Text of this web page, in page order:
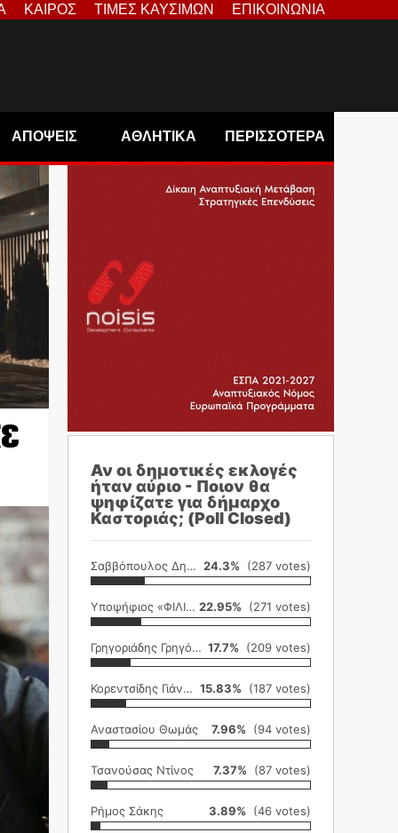
ΚΑΙΡΟΣ ΤΙΜΕΣ ΚΑΥΣΙΜΩΝ ΕΠΙΚΟΙΝΩΝΙΑ
ΑΠΟΨΕΙΣ ΑΘΛΗΤΙΚΑ ΠΕΡΙΣΣΟΤΕΡΑ
Αν οι δημοτικές εκλογές
ήταν αύριο - Ποιον θα
ψηφίζατε για δήμαρχο
Καστοριάς; (Poll Closed)
Σαββόπουλος Δημήτρης 24.3% (287 votes)
Υποψήφιος «ΦΙΛΙΚΗ ΕΤΑΙΡΕΙΑ» 22.95% (271 votes)
Γρηγοριάδης Γρηγόρης 17.7% (209 votes)
Κορεντσίδης Γιάννης 15.83% (187 votes)
Αναστασίου Θωμάς 7.96% (94 votes)
Τσανούσας Ντίνος 7.37% (87 votes)
Ρήμος Σάκης 3.89% (46 votes)